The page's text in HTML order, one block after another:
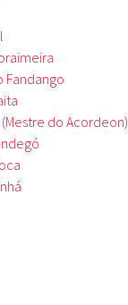
Fandango
(Mestre do Acordeon)